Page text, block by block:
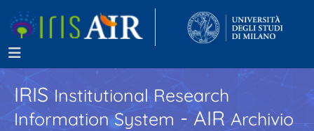
IRISInstitutional Research
Information System - AIR Archivio